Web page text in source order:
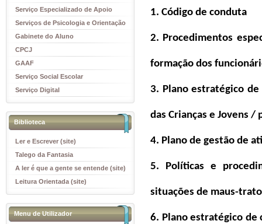
Serviço Especializado de Apoio
Educativo
Serviços de Psicologia e Orientação
(SPO)
Gabinete do Aluno
CPCJ
GAAF
Serviço Social Escolar
Serviço Digital
Biblioteca
Ler e Escrever (site)
Talego da Fantasia
A ler é que a gente se entende (site)
Leitura Orientada (site)
Menu de Utilizador
1. Código de conduta
2. Procedimentos
formação dos
3. Plano estratégico
das Crianças e Jovens
4. Plano de gestão de
5. Políticas e
situações de maus-
6. Plano estratégico de